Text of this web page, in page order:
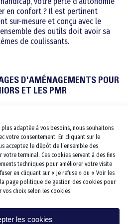
adaptée à vos besoins, nous souhaitons
votre consentement. En cliquant sur le
acceptez le dépôt de l’ensemble des
terminal. Ces cookies servent à des fins
techniques pour améliorer votre visite
en cliquant sur « Je refuse » ou « Voir les
page politique de gestion des cookies pour
choix selon les cookies.
les cookies
en confort ? Il est pertinent
sur-mesure et conçu avec le
des outils doit avoir sa
de coulissants.
D'AMÉNAGEMENTS POUR
ET LES PMR
Pour les séniors
Travaux pour Tous
Douche à l’italienne PMR
Baignoire combinée PMR
WC PMR
Douche Sénior
Lavabo et vasque Sénior
Baignoire combinée sénior
WC Rehaussé
Barres d’appui
Cuisine PMR
kitchenette PMR
Électroménager et
Escalier Déplacement
Monte escalier
Lève personne
Rampe d’accès
Portes et fenêtres
Dressing & Rangements
Salon/séjour
Chambre